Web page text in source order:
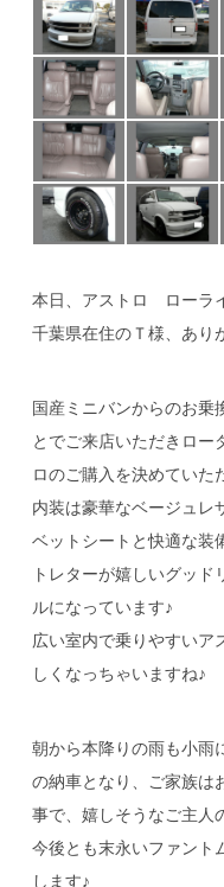
本日、アストロ ローラ
千葉県在住のＴ様、あり
国産ミニバンからのお乗
とでご来店いただきロー
ロのご購入を決めていた
内装は豪華なベージュレ
ベットシートと快適な装
トレターが嬉しいグッ
ルになっています♪
広い室内で乗りやすいア
しくなっちゃいますね♪
朝から本降りの雨も小雨
の納車となり、ご家族は
事で、嬉しそうなご主人
今後とも末永いファント
します♪